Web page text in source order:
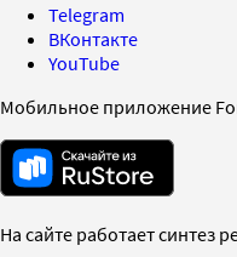
Telegram
ВКонтакте
YouTube
Мобильное приложение
На сайте работает синтез